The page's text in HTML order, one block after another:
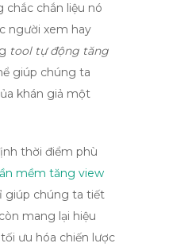
chắc chắn liệu nó
người xem hay
tool tự động tăng
giúp chúng ta
khán giả một
thời điểm phù
mềm tăng view
giúp chúng ta tiết
mang lại hiệu
ưu hóa chiến lược